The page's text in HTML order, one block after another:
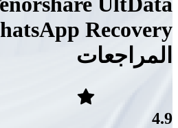
Recovery
المراجعات
4.9